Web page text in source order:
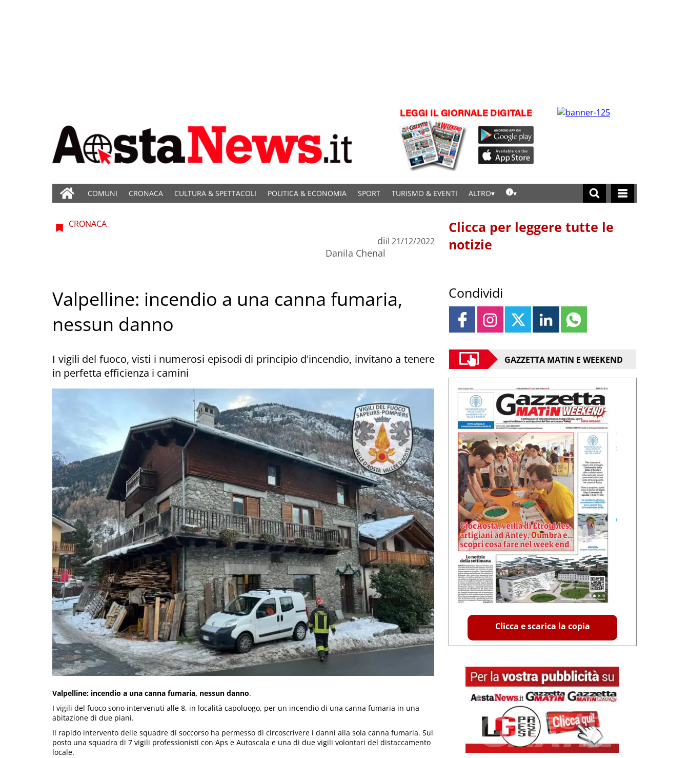
COMUNI CRONACA CULTURA & SPETTACOLI POLITICA & ECONOMIA SPORT TURISMO & EVENTI ALTRO
CRONACA
di
Danila Chenal
il 21/12/2022
Valpelline: incendio a una canna fumaria,
nessun danno
I vigili del fuoco, visti i numerosi episodi di principio d'incendio, invitano a tenere
in perfetta efficienza i camini
Valpelline: incendio a una canna fumaria, nessun danno.
I vigili del fuoco sono intervenuti alle 8, in località capoluogo, per un incendio di una canna fumaria in una
abitazione di due piani.
Il rapido intervento delle squadre di soccorso ha permesso di circoscrivere i danni alla sola canna fumaria. Sul
posto una squadra di 7 vigili professionisti con Aps e Autoscala e una di due vigili volontari del distaccamento
locale.
Clicca per leggere tutte le
notizie
Condividi
GAZZETTA MATIN E WEEKEND
Clicca e scarica la copia